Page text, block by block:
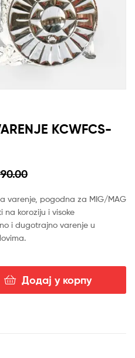
KCWFCS-
varenje, pogodna za MIG/MAG
koroziju i visoke
i dugotrajno varenje u
Додај у корпу